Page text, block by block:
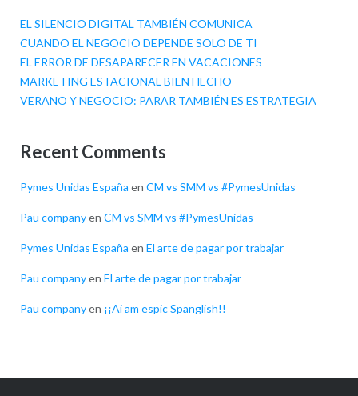
EL SILENCIO DIGITAL TAMBIÉN COMUNICA
CUANDO EL NEGOCIO DEPENDE SOLO DE TI
EL ERROR DE DESAPARECER EN VACACIONES
MARKETING ESTACIONAL BIEN HECHO
VERANO Y NEGOCIO: PARAR TAMBIÉN ES ESTRATEGIA
Recent Comments
Pymes Unidas España en CM vs SMM vs #PymesUnidas
Pau companyen CM vs SMM vs #PymesUnidas
Pymes Unidas España en El arte de pagar por trabajar
Pau companyen El arte de pagar por trabajar
Pau companyen ¡¡Ai am espic Spanglish!!